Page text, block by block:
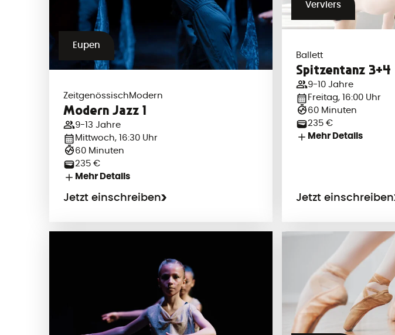
Eupen
Zeitgenössisch Modern
Modern Jazz 1
9-13 Jahre
Mittwoch, 16:30 Uhr
60 Minuten
235 €
Mehr Details
Jetzt einschreiben
Verviers
Ballett
Spitzentanz 3+4
9-10 Jahre
Freitag, 16:00 Uhr
60 Minuten
235 €
Mehr Details
Jetzt einschreiben